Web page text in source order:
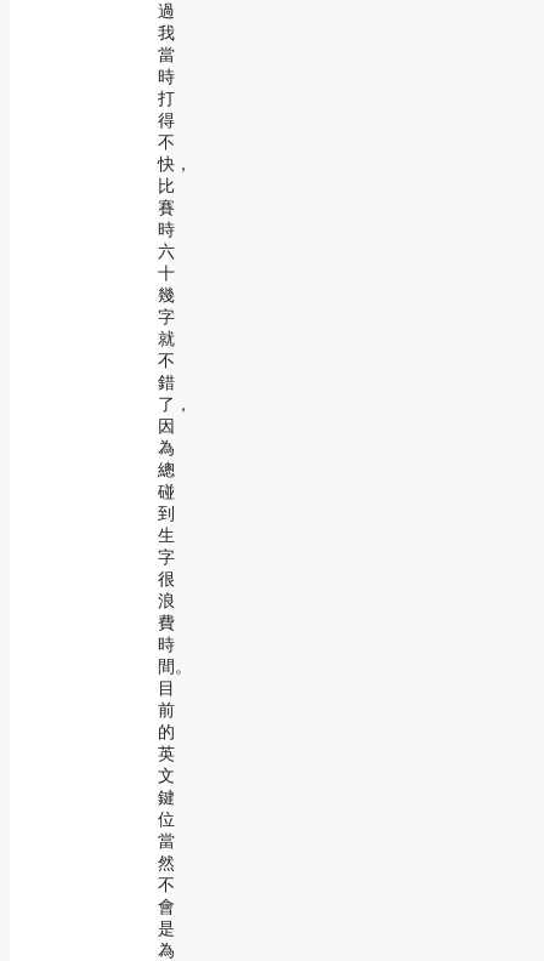
過
我
當
時
打
得
不
快，
比
賽
時
六
十
幾
字
就
不
錯
了，
因
為
總
碰
到
生
字
很
浪
費
時
間。
目
前
的
英
文
鍵
位
當
然
不
會
是
為